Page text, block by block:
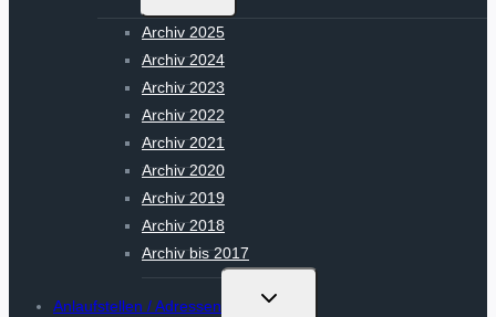
Archiv 2025
Archiv 2024
Archiv 2023
Archiv 2022
Archiv 2021
Archiv 2020
Archiv 2019
Archiv 2018
Archiv bis 2017
Anlaufstellen / Adressen
Untermenü